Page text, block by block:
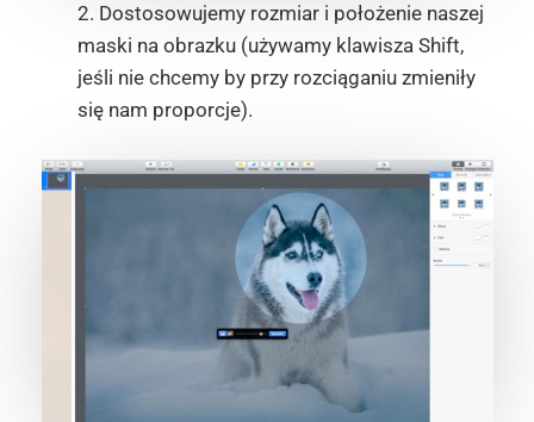
2. Dostosowujemy rozmiar i położenie naszej
maski na obrazku (używamy klawisza Shift,
jeśli nie chcemy by przy rozciąganiu zmieniły
się nam proporcje).